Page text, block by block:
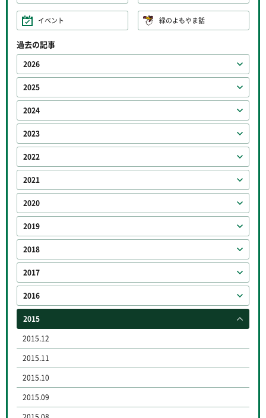
イベント 緑のよもやま話
過去の記事
2026
2025
2024
2023
2022
2021
2020
2019
2018
2017
2016
2015
2015.12
2015.11
2015.10
2015.09